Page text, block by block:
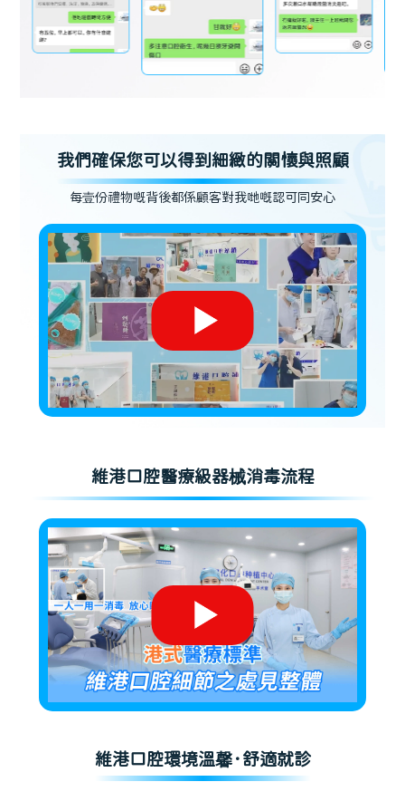
我們確保您可以得到細緻的關懷與照顧
每壹份禮物嘅背後都係顧客對我哋嘅認可同安心
維港口腔醫療級器械消毒流程
維港口腔環境溫馨·舒適就診